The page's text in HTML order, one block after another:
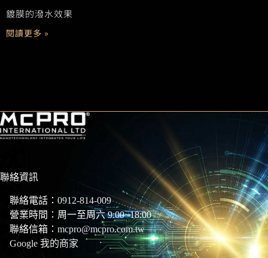
鍍膜的潑水效果
閱讀更多 »
聯絡資訊
聯絡電話： 0912-814-009
營業時間：周一至周六 9:00~18:00
聯絡信箱： mcpro@mcpro.com.tw
Google 我的商家